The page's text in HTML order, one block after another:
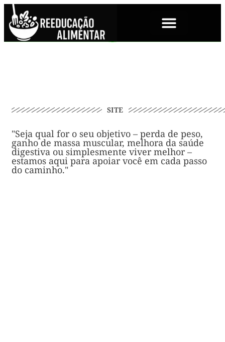
SITE
"Seja qual for o seu objetivo – perda de peso,
ganho de massa muscular, melhora da saúde
digestiva ou simplesmente viver melhor –
estamos aqui para apoiar você em cada passo
do caminho."